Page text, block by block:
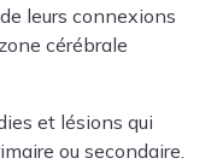
leurs connexions
cérébrale
et lésions qui
ou secondaire.